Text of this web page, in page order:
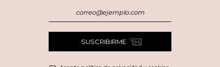
SUSCRIBIRME